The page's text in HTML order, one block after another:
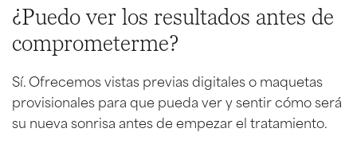
¿Puedo ver los resultados antes de
comprometerme?
Sí. Ofrecemos vistas previas digitales o maquetas
provisionales para que pueda ver y sentir cómo será
su nueva sonrisa antes de empezar el tratamiento.